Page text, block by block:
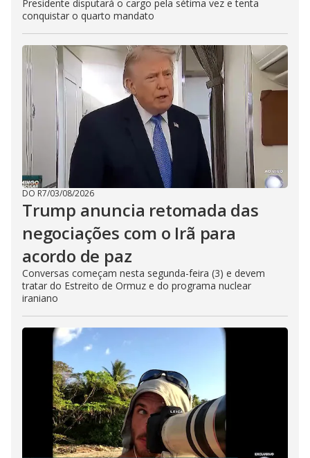
Presidente disputará o cargo pela sétima vez e tenta
conquistar o quarto mandato
DO R7/03/08/2026
Trump anuncia retomada das
negociações com o Irã para
acordo de paz
Conversas começam nesta segunda-feira (3) e devem
tratar do Estreito de Ormuz e do programa nuclear
iraniano